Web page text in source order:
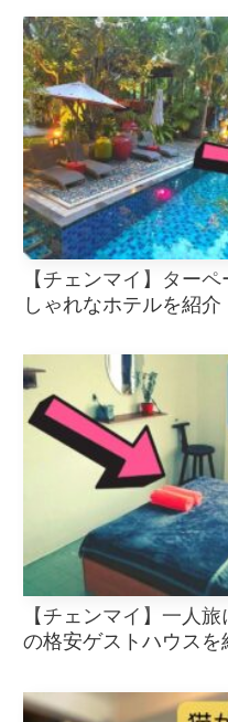
【チェンマイ】ター
しゃれなホテルを紹介
【チェンマイ】一人
の格安ゲストハウスを